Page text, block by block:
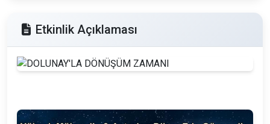
Etkinlik Açıklaması